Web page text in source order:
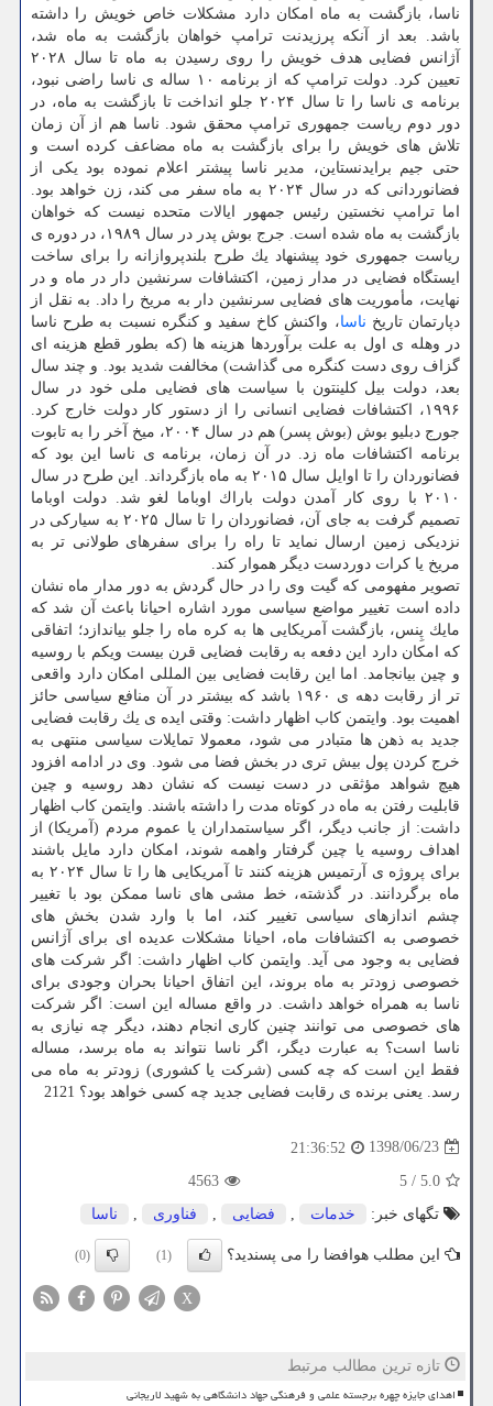
ناسا، بازگشت به ماه امكان دارد مشكلات خاص خویش را داشته
باشد. بعد از آنكه پرزیدنت ترامپ خواهان بازگشت به ماه شد،
آژانس فضایی هدف خویش را روی رسیدن به ماه تا سال ۲۰۲۸
تعیین كرد. دولت ترامپ كه از برنامه ۱۰ ساله ی ناسا راضی نبود،
برنامه ی ناسا را تا سال ۲۰۲۴ جلو انداخت تا بازگشت به ماه، در
دور دوم ریاست جمهوری ترامپ محقق شود. ناسا هم از آن زمان
تلاش های خویش را برای بازگشت به ماه مضاعف كرده است و
حتی جیم برایدنستاین، مدیر ناسا پیشتر اعلام نموده بود یكی از
فضانوردانی كه در سال ۲۰۲۴ به ماه سفر می كند، زن خواهد بود.
اما ترامپ نخستین رئیس جمهور ایالات متحده نیست كه خواهان
بازگشت به ماه شده است. جرج بوش پدر در سال ۱۹۸۹، در دوره ی
ریاست جمهوری خود پیشنهاد یك طرح بلندپروازانه را برای ساخت
ایستگاه فضایی در مدار زمین، اكتشافات سرنشین دار در ماه و در
نهایت، مأموریت های فضایی سرنشین دار به مریخ را داد. به نقل از
دپارتمان تاریخ ناسا، واكنش كاخ سفید و كنگره نسبت به طرح ناسا
در وهله ی اول به علت برآوردها هزینه ها (كه بطور قطع هزینه ای
گزاف روی دست كنگره می گذاشت) مخالفت شدید بود. و چند سال
بعد، دولت بیل كلینتون با سیاست های فضایی ملی خود در سال
۱۹۹۶، اكتشافات فضایی انسانی را از دستور كار دولت خارج كرد.
جورج دبلیو بوش (بوش پسر) هم در سال ۲۰۰۴، میخ آخر را به تابوت
برنامه اكتشافات ماه زد. در آن زمان، برنامه ی ناسا این بود كه
فضانوردان را تا اوایل سال ۲۰۱۵ به ماه بازگرداند. این طرح در سال
۲۰۱۰ با روی كار آمدن دولت باراك اوباما لغو شد. دولت اوباما
تصمیم گرفت به جای آن، فضانوردان را تا سال ۲۰۲۵ به سیاركی در
نزدیكی زمین ارسال نماید تا راه را برای سفرهای طولانی تر به
مریخ یا كرات دوردست دیگر هموار كند.
تصویر مفهومی كه گیت وی را در حال گردش به دور مدار ماه نشان
داده است تغییر مواضع سیاسی مورد اشاره احیانا باعث آن شد كه
مایك پِنس، بازگشت آمریكایی ها به كره ماه را جلو بیاندازد؛ اتفاقی
كه امكان دارد این دفعه به رقابت فضایی قرن بیست ویكم با روسیه
و چین بیانجامد. اما این رقابت فضایی بین المللی امكان دارد واقعی
تر از رقابت دهه ی ۱۹۶۰ باشد كه بیشتر در آن منافع سیاسی حائز
اهمیت بود. وایتمن كاب اظهار داشت: وقتی ایده ی یك رقابت فضایی
جدید به ذهن ها متبادر می شود، معمولا تمایلات سیاسی منتهی به
خرج كردن پول بیش تری در بخش فضا می شود. وی در ادامه افزود
هیچ شواهد مؤثقی در دست نیست كه نشان دهد روسیه و چین
قابلیت رفتن به ماه در كوتاه مدت را داشته باشند. وایتمن كاب اظهار
داشت: از جانب دیگر، اگر سیاستمداران یا عموم مردم (آمریكا) از
اهداف روسیه یا چین گرفتار واهمه شوند، امكان دارد مایل باشند
برای پروژه ی آرتمیس هزینه كنند تا آمریكایی ها را تا سال ۲۰۲۴ به
ماه برگردانند. در گذشته، خط مشی های ناسا ممكن بود با تغییر
چشم اندازهای سیاسی تغییر كند، اما با وارد شدن بخش های
خصوصی به اكتشافات ماه، احیانا مشكلات عدیده ای برای آژانس
فضایی به وجود می آید. وایتمن كاب اظهار داشت: اگر شركت های
خصوصی زودتر به ماه بروند، این اتفاق احیانا بحران وجودی برای
ناسا به همراه خواهد داشت. در واقع مساله این است: اگر شركت
های خصوصی می توانند چنین كاری انجام دهند، دیگر چه نیازی به
ناسا است؟ به عبارت دیگر، اگر ناسا نتواند به ماه برسد، مساله
فقط این است كه چه كسی (شركت یا كشوری) زودتر به ماه می
رسد. یعنی برنده ی رقابت فضایی جدید چه كسی خواهد بود؟ 2121
1398/06/23
21:36:52
5.0
/
5
4563
تگهای خبر:
خدمات , فضایی , فناوری , ناسا
این مطلب هوافضا را می پسندید؟ (1)
(0)
X
تازه ترین مطالب مرتبط
اهدای جایزه چهره برجسته علمی و فرهنگی جهاد دانشگاهی به شهید لاریجانی